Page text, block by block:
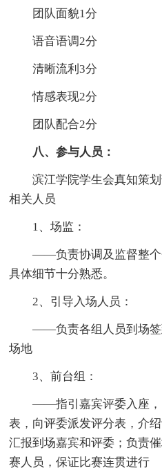
团队面貌1分
语音语调2分
清晰流利3分
情感表现2分
团队配合2分
八、参与人员：
滨江学院学生会真知策划
相关人员
1、场监：
——负责协调及监督整个
具体细节十分熟悉。
2、引导入场人员：
——负责各组人员到场签
场地
3、前台组：
——指引嘉宾评委入座，
表，向评委派发评分表，介
汇报到场嘉宾和评委；负责
赛人员，保证比赛连贯进行